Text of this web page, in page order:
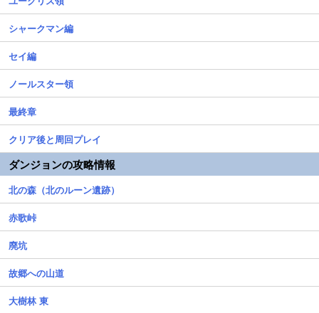
シャークマン編
セイ編
ノールスター領
最終章
クリア後と周回プレイ
ダンジョンの攻略情報
北の森（北のルーン遺跡）
赤歌峠
廃坑
故郷への山道
大樹林 東